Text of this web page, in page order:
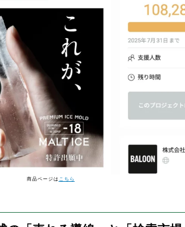
商品ページは こちら